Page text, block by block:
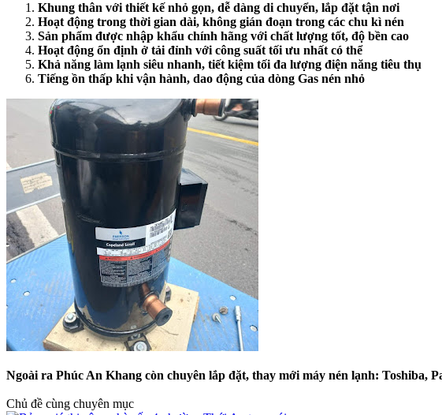
Khung thân với thiết kế nhỏ gọn, dễ dàng di chuyển, lắp đặt tận nơi
Hoạt động trong thời gian dài, không gián đoạn trong các chu kì nén
Sản phẩm được nhập khẩu chính hãng với chất lượng tốt, độ bền cao
Hoạt động ổn định ở tải đỉnh với công suất tối ưu nhất có thể
Khả năng làm lạnh siêu nhanh, tiết kiệm tối đa lượng điện năng tiêu thụ
Tiếng ồn thấp khi vận hành, dao động của dòng Gas nén nhỏ
Ngoài ra Phúc An Khang còn chuyên lắp đặt, thay mới máy nén lạnh: Toshiba,
Chủ đề cùng chuyên mục